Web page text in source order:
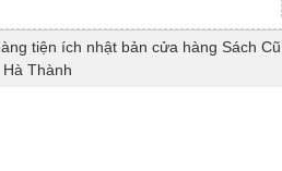
tiện ích nhật bản cửa hàng Sách Cũ
Hà Thành